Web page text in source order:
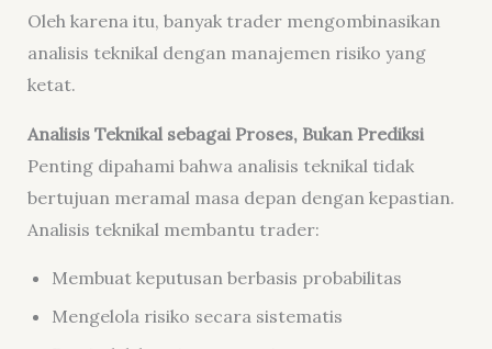
Oleh karena itu, banyak trader mengombinasikan
analisis teknikal dengan manajemen risiko yang
ketat.
Analisis Teknikal sebagai Proses, Bukan Prediksi
Penting dipahami bahwa analisis teknikal tidak
bertujuan meramal masa depan dengan kepastian.
Analisis teknikal membantu trader:
Membuat keputusan berbasis probabilitas
Mengelola risiko secara sistematis